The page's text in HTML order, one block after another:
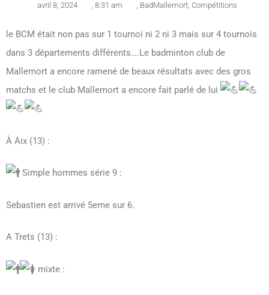
avril 8, 2024 , 8:31 am , BadMallemort, Compétitions
le BCM était non pas sur 1 tournoi ni 2 ni 3 mais sur 4 tournois
dans 3 départements différents….Le badminton club de
Mallemort a encore ramené de beaux résultats avec des gros
matchs et le club Mallemort a encore fait parlé de lui
À Aix (13) :
Simple hommes série 9 :
Sebastien est arrivé 5eme sur 6.
A Trets (13) :
mixte :